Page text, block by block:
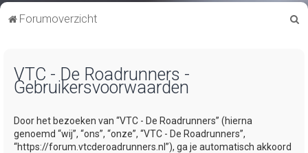
Forumoverzicht
VTC - De Roadrunners -
Gebruikersvoorwaarden
Door het bezoeken van “VTC - De Roadrunners” (hierna
genoemd “wij”, “ons”, “onze”, “VTC - De Roadrunners”,
“https://forum.vtcderoadrunners.nl”), ga je automatisch akkoord